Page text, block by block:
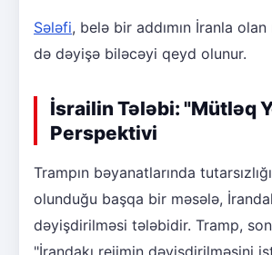
Sələfi, belə bir addımın İranla
də dəyişə biləcəyi qeyd olunur.
İsrailin Tələbi: "Mütləq
Perspektivi
Trampın bəyanatlarında
olunduğu başqa bir məsələ,
dəyişdirilməsi tələbidir. Tramp,
"İrandakı rejimin dəyişdirilməsini